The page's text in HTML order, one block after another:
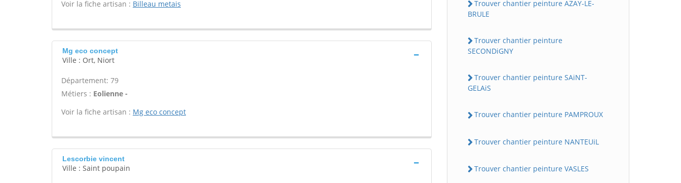
Voir la fiche artisan : Billeau metais
Mg eco concept
Ville : Ort, Niort
Département: 79
Métiers : Eolienne -
Voir la fiche artisan : Mg eco concept
Lescorbie vincent
Ville : Saint poupain
Trouver chantier peinture AZAY-LE-
BRULE
Trouver chantier peinture
SECONDiGNY
Trouver chantier peinture SAiNT-
GELAiS
Trouver chantier peinture PAMPROUX
Trouver chantier peinture NANTEUiL
Trouver chantier peinture VASLES